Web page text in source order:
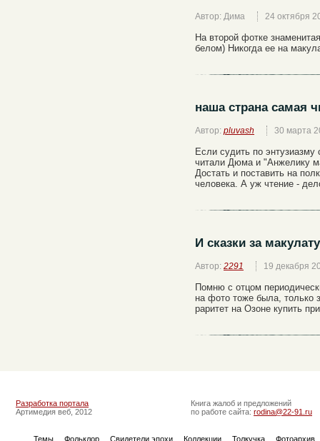
Автор: Дима 24 октября
На второй фотке
белом) Никогда ее на
наша страна самая
Автор: pluvash 30 марта
Если судить по
читали Дюма и "Анжелику
Достать и поставить на
человека. А уж чтение -
И сказки за
Автор: 2291 19 декабря
Помню с отцом
на фото тоже была, только
раритет на Озоне купить
Разработка портала
Артимедия веб, 2012
Книга жалоб и предложений
по работе сайта: rodina@22-91.ru
Темы Фольклор Свидетели эпохи Коллекции Толкучка Фотоархив